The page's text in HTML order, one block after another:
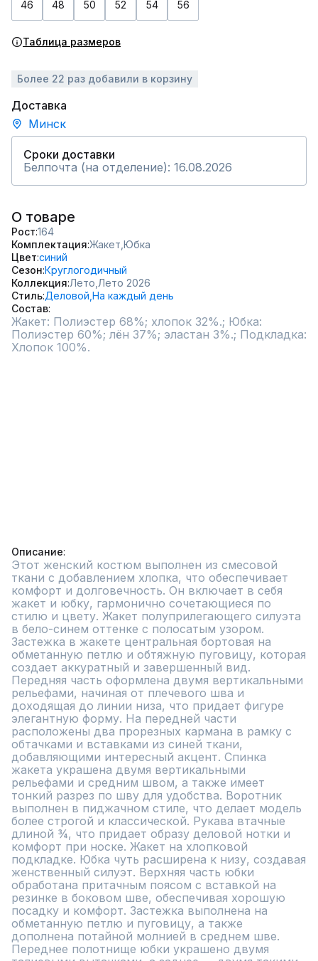
46 48 50 52 54 56
Таблица размеров
Более 22 раз добавили в корзину
Доставка
Минск
Сроки доставки
Белпочта (на отделение): 16.08.2026
О товаре
Рост 164
Комплектация Жакет, Юбка
Цвет синий
Сезон Круглогодичный
Коллекция Лето, Лето 2026
Стиль Деловой, На каждый день
Состав
Жакет: Полиэстер 68%; хлопок 32%.; Юбка:
Полиэстер 60%; лён 37%; эластан 3%.; Подкладка:
Хлопок 100%.
Описание
Этот женский костюм выполнен из смесовой
ткани с добавлением хлопка, что обеспечивает
комфорт и долговечность. Он включает в себя
жакет и юбку, гармонично сочетающиеся по
стилю и цвету. Жакет полуприлегающего силуэта
в бело-синем оттенке с полосатым узором.
Застежка в жакете центральная бортовая на
обметанную петлю и обтяжную пуговицу, которая
создает аккуратный и завершенный вид.
Передняя часть оформлена двумя вертикальными
рельефами, начиная от плечевого шва и
доходящая до линии низа, что придает фигуре
элегантную форму. На передней части
расположены два прорезных кармана в рамку с
обтачками и вставками из синей ткани,
добавляющими интересный акцент. Спинка
жакета украшена двумя вертикальными
рельефами и средним швом, а также имеет
тонкий разрез по шву для удобства. Воротник
выполнен в пиджачном стиле, что делает модель
более строгой и классической. Рукава втачные
длиной ¾, что придает образу деловой нотки и
комфорт при носке. Жакет на хлопковой
подкладке. Юбка чуть расширена к низу, создавая
женственный силуэт. Верхняя часть юбки
обработана притачным поясом с вставкой на
резинке в боковом шве, обеспечивая хорошую
посадку и комфорт. Застежка выполнена на
обметанную петлю и пуговицу, а также
дополнена потайной молнией в среднем шве.
Переднее полотнище юбки украшено двумя